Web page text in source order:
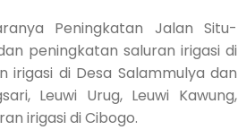
Peningkatan Jalan Situ-
peningkatan saluran irigasi di
irigasi di Desa Salammulya dan
Leuwi Urug, Leuwi Kawung,
irigasi di Cibogo.